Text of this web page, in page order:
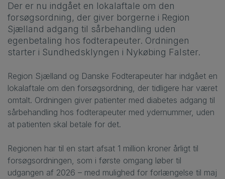
Der er nu indgået en lokalaftale om den
forsøgsordning, der giver borgerne i Region
Sjælland adgang til sårbehandling uden
egenbetaling hos fodterapeuter. Ordningen
starter i Sundhedsklyngen i Nykøbing Falster.
Region Sjælland og Danske Fodterapeuter har indgået en
lokalaftale om den forsøgsordning, der tidligere har været
omtalt. Ordningen giver patienter med diabetes adgang til
sårbehandling hos fodterapeuter med ydernummer, uden
at patienten skal betale for det.
Regionen har til en start afsat 1 million kroner årligt til
forsøgsordningen, som i første omgang løber til
udgangen af 2026 – med mulighed for forlængelse til maj